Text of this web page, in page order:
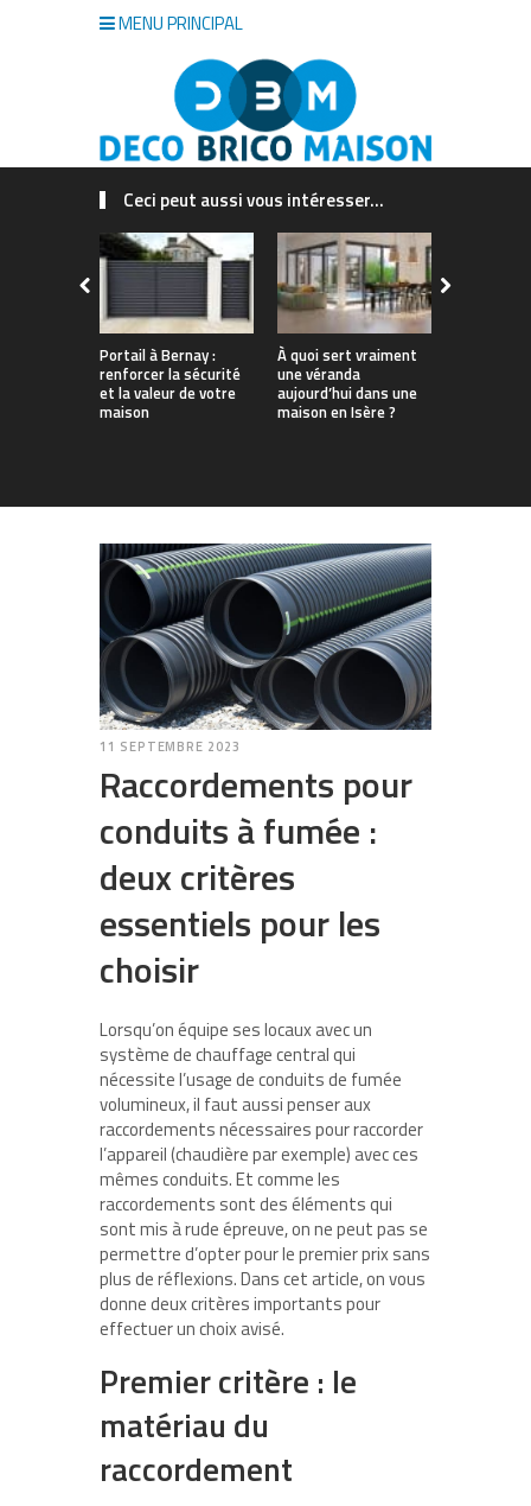
MENU PRINCIPAL
Ceci peut aussi vous intéresser...
Portail à Bernay :
renforcer la sécurité
et la valeur de votre
maison
À quoi sert vraiment
une véranda
aujourd’hui dans une
maison en Isère ?
11 SEPTEMBRE 2023
Raccordements pour
conduits à fumée :
deux critères
essentiels pour les
choisir
Lorsqu’on équipe ses locaux avec un
système de chauffage central qui
nécessite l’usage de conduits de fumée
volumineux, il faut aussi penser aux
raccordements nécessaires pour raccorder
l’appareil (chaudière par exemple) avec ces
mêmes conduits. Et comme les
raccordements sont des éléments qui
sont mis à rude épreuve, on ne peut pas se
permettre d’opter pour le premier prix sans
plus de réflexions. Dans cet article, on vous
donne deux critères importants pour
effectuer un choix avisé.
Premier critère : le
matériau du
raccordement